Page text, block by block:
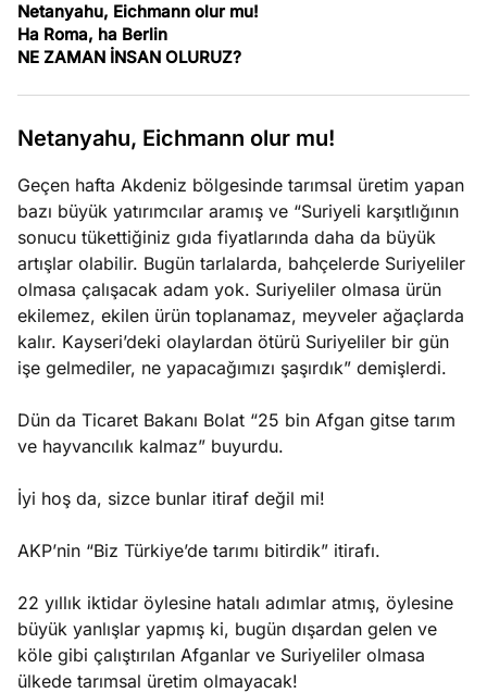
ve
30,
2026
Ocağı”
Köşe
Yazıları
Spor
Yazıları
Yazıları
Netanyahu, Eichmann olur mu!
Ha Roma, ha Berlin
NE ZAMAN İNSAN OLURUZ?
Netanyahu, Eichmann olur mu!
Geçen hafta Akdeniz bölgesinde tarımsal üretim yapan
bazı büyük yatırımcılar aramış ve “Suriyeli karşıtlığının
sonucu tükettiğiniz gıda fiyatlarında daha da büyük
artışlar olabilir. Bugün tarlalarda, bahçelerde Suriyeliler
olmasa çalışacak adam yok. Suriyeliler olmasa ürün
ekilemez, ekilen ürün toplanamaz, meyveler ağaçlarda
kalır. Kayseri’deki olaylardan ötürü Suriyeliler bir gün
işe gelmediler, ne yapacağımızı şaşırdık” demişlerdi.
Dün da Ticaret Bakanı Bolat “25 bin Afgan gitse tarım
ve hayvancılık kalmaz” buyurdu.
İyi hoş da, sizce bunlar itiraf değil mi!
AKP’nin “Biz Türkiye’de tarımı bitirdik” itirafı.
22 yıllık iktidar öylesine hatalı adımlar atmış, öylesine
büyük yanlışlar yapmış ki, bugün dışardan gelen ve
köle gibi çalıştırılan Afganlar ve Suriyeliler olmasa
ülkede tarımsal üretim olmayacak!